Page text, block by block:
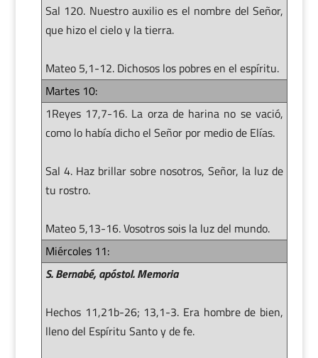
Sal 120. Nuestro auxilio es el nombre del Señor,
que hizo el cielo y la tierra.
Mateo 5,1-12. Dichosos los pobres en el espíritu.
Martes 10:
1Reyes 17,7-16. La orza de harina no se vació,
como lo había dicho el Señor por medio de Elías.
Sal 4. Haz brillar sobre nosotros, Señor, la luz de
tu rostro.
Mateo 5,13-16. Vosotros sois la luz del mundo.
Miércoles 11:
S. Bernabé, apóstol. Memoria
Hechos 11,21b-26; 13,1-3. Era hombre de bien,
lleno del Espíritu Santo y de fe.